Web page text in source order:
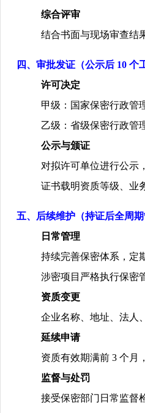
综合评审
结合书面与现场审查结
四、审批发证（公示后 10 个
许可决定
甲级：国家保密行政管
乙级：省级保密行政管
公示与颁证
对拟许可单位进行公示
证书载明资质等级、业
五、后续维护（持证后全周期
日常管理
持续完善保密体系，定
涉密项目严格执行保密
资质变更
企业名称、地址、法人
延续申请
资质有效期满前 3 个月
监督与处罚
接受保密部门日常监督